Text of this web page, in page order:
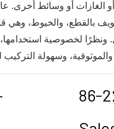
أو الغازات أو وسائط أخرى.
بالقطع، والخيوط،
باسكال. ونظرًا لخصوصية
والموثوقية، وسهولة التركيب